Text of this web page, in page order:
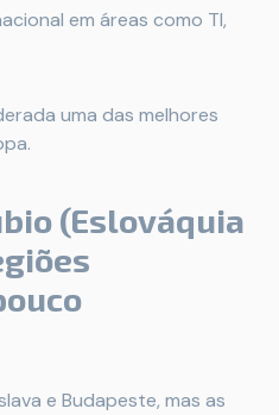
em áreas como TI,
uma das melhores
(Eslováquia
e Budapeste, mas as